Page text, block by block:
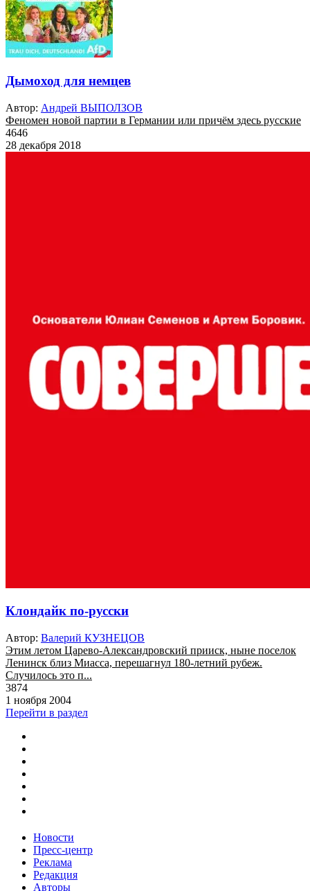
Дымоход для немцев
Автор: Андрей ВЫПОЛЗОВ
Феномен новой партии в Германии или причём здесь русские
4646
28 декабря 2018
Клондайк по-русски
Автор: Валерий КУЗНЕЦОВ
Этим летом Царево-Александровский прииск, ныне поселок
Ленинск близ Миасса, перешагнул 180-летний рубеж.
Случилось это п...
3874
1 ноября 2004
Перейти в раздел
Новости
Пресс-центр
Реклама
Редакция
Авторы